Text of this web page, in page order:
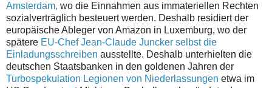
Amsterdam, wo die Einnahmen aus immateriellen Rechten
sozialverträglich besteuert werden. Deshalb residiert der
europäische Ableger von Amazon in Luxemburg, wo der
spätere EU-Chef Jean-Claude Juncker selbst die
Einladungsschreiben ausstellte. Deshalb unterhielten die
deutschen Staatsbanken in den goldenen Jahren der
Turbospekulation Legionen von Niederlassungen etwa im